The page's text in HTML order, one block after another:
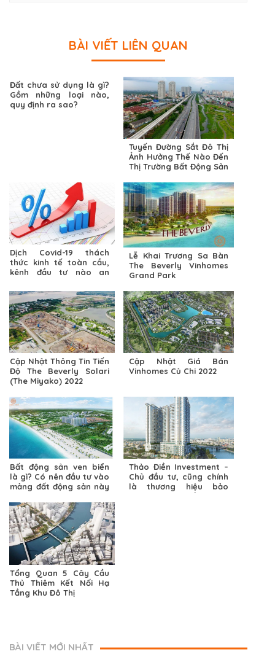
BÀI VIẾT LIÊN QUAN
Đất chưa sử dụng là gì?
Gồm những loại nào,
quy định ra sao?
Tuyến Đường Sắt Đô Thị
Ảnh Hưởng Thế Nào Đến
Thị Trường Bất Động Sản
Dịch Covid-19 thách
thức kinh tế toàn cầu,
kênh đầu tư nào an
Lễ Khai Trương Sa Bàn
The Beverly Vinhomes
Grand Park
Cập Nhật Thông Tin Tiến
Độ The Beverly Solari
(The Miyako) 2022
Cập Nhật Giá Bán
Vinhomes Củ Chi 2022
Bất động sản ven biển
là gì? Có nên đầu tư vào
mảng đất động sản này
Thảo Điền Investment –
Chủ đầu tư, cũng chính
là thương hiệu bảo
chứng cho chất lượng
Tổng Quan 5 Cây Cầu
Thủ Thiêm Kết Nối Hạ
Tầng Khu Đô Thị
BÀI VIẾT MỚI NHẤT